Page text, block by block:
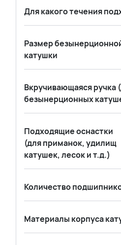
Для какого течения
Размер
катушки
Вкручивающаяся ручка
безынерционных
Подходящие оснастки
(для приманок, удилищ
катушек, лесок и т.д.)
Количество
Материалы корпуса